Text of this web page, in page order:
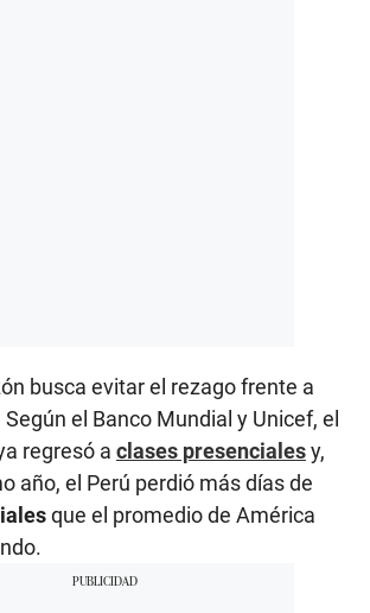
busca evitar el rezago frente a
el Banco Mundial y Unicef, el
regresó a clases presencialesy,
año, el Perú perdió más días de
que el promedio de América